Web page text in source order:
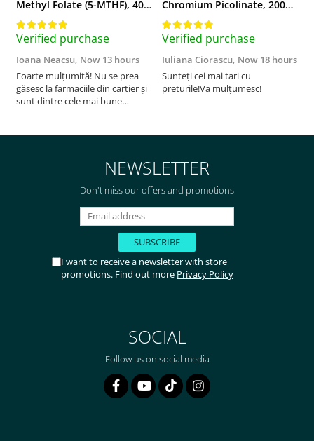
Methyl Folate (5-MTHF), 400 mcg, Jarrow Formulas, 60 capsule
Verified purchase
Ioana Neacsu, Now 13 hours
Foarte mulțumită! Nu se prea
găsesc la farmaciile din cartier și
sunt dintre cele mai bune
de 2 zile! Mulțumesc!
Chromium Picolinate, 200mcg, Swanson, 100 capsule SW922
Verified purchase
Iuliana Ciorascu, Now 18 hours
Sunteți cei mai tari cu
preturile!Va mulțumesc!
NEWSLETTER
Don't miss our offers and promotions
I want to receive a newsletter with store
promotions. Find out more Privacy Policy
SOCIAL
Follow us on social media